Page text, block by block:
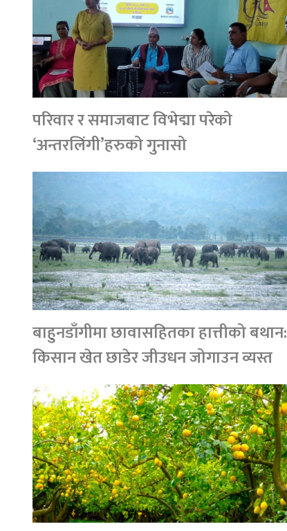
परिवार र समाजबाट विभेद्मा परेको
‘अन्तरलिंगी’हरुको गुनासो
बाहुनडाँगीमा छावासहितका हात्तीको बथान:
किसान खेत छाडेर जीउधन जोगाउन व्यस्त